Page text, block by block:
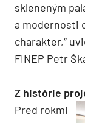
skleneným
a modernosti
charakter,“
FINEP Petr
Z histórie
Pred rokmi